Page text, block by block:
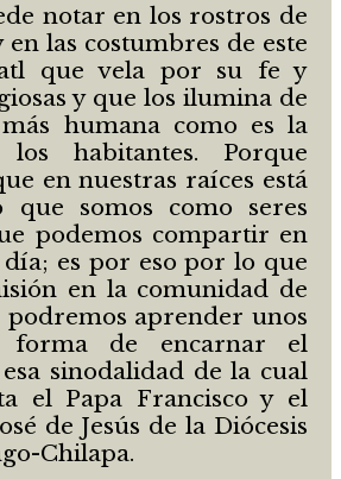
notar en los rostros de
en las costumbres de este
que vela por su fe y
y que los ilumina de
humana como es la
habitantes. Porque
en nuestras raíces está
somos como seres
podemos compartir en
es por eso por lo que
en la comunidad de
podremos aprender unos
de encarnar el
sinodalidad de la cual
el Papa Francisco y el
de Jesús de la Diócesis
Chilapa.